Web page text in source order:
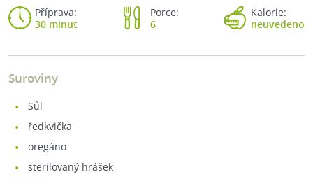
Příprava:
30 minut
Porce:
6
Kalorie:
neuvedeno
Suroviny
sůl
ředkvička
oregáno
sterilovaný hrášek